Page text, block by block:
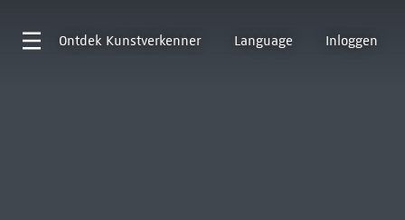
Ontdek Kunstverkenner Language Inloggen